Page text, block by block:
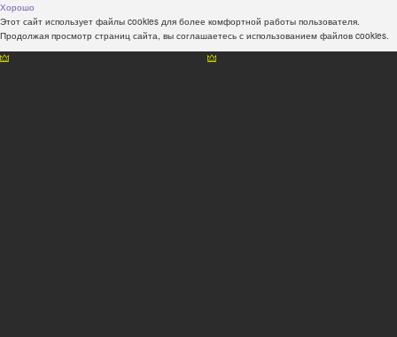
Хорошо
Этот сайт использует файлы cookies для более комфортной работы пользователя.
Продолжая просмотр страниц сайта, вы соглашаетесь с использованием файлов cookies.